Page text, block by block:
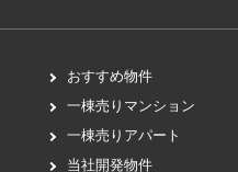
おすすめ物件
一棟売りマンション
一棟売りアパート
当社開発物件